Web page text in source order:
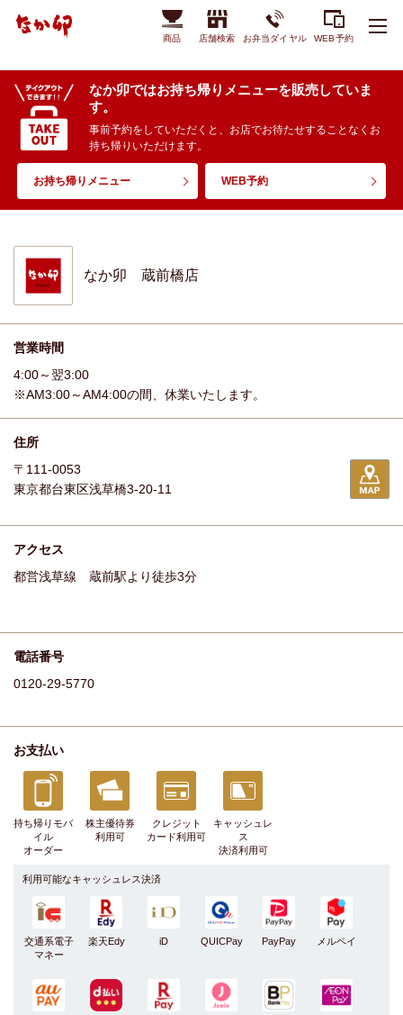
商品 店舗検索 お弁当ダイヤル WEB予約
なか卯ではお持ち帰りメニューを販売していま
す。
事前予約をしていただくと、お店でお待たせすることなくお
持ち帰りいただけます。
お持ち帰りメニュー WEB予約
なか卯 蔵前橋店
営業時間
4:00～翌3:00
※AM3:00～AM4:00の間、休業いたします。
住所
〒111-0053
東京都台東区浅草橋3-20-11
アクセス
都営浅草線 蔵前駅より徒歩3分
電話番号
0120-29-5770
お支払い
持ち帰りモバ
イル
オーダー
株主優待券
利用可
クレジット
カード利用可
キャッシュレ
ス
決済利用可
利用可能なキャッシュレス決済
交通系電子
マネー
楽天Edy iD QUICPay PayPay メルペイ